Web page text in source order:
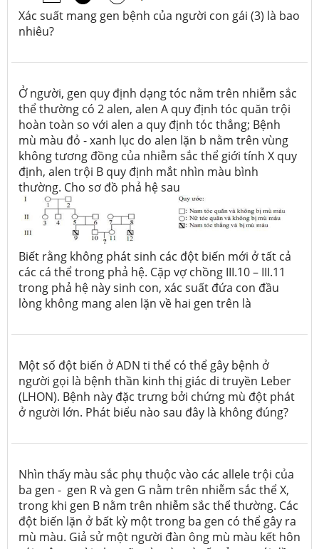
Xác suất mang gen bệnh của người con gái (3) là bao
nhiêu?
Ở người, gen quy định dạng tóc nằm trên nhiễm sắc
thể thường có 2 alen, alen A quy định tóc quăn trội
hoàn toàn so với alen a quy định tóc thẳng; Bệnh
mù màu đỏ - xanh lục do alen lặn b nằm trên vùng
không tương đồng của nhiễm sắc thể giới tính X quy
định, alen trội B quy định mắt nhìn màu bình
thường. Cho sơ đồ phả hệ sau
Biết rằng không phát sinh các đột biến mới ở tất cả
các cá thể trong phả hệ. Cặp vợ chồng III.10 – III.11
trong phả hệ này sinh con, xác suất đứa con đầu
lòng không mang alen lặn về hai gen trên là
Một số đột biến ở ADN ti thể có thể gây bệnh ở
người gọi là bệnh thần kinh thị giác di truyền Leber
(LHON). Bệnh này đặc trưng bởi chứng mù đột phát
ở người lớn. Phát biểu nào sau đây là không đúng?
Nhìn thấy màu sắc phụ thuộc vào các allele trội của
ba gen - gen R và gen G nằm trên nhiễm sắc thể X,
trong khi gen B nằm trên nhiễm sắc thể thường. Các
đột biến lặn ở bất kỳ một trong ba gen có thể gây ra
mù màu. Giả sử một người đàn ông mù màu kết hôn